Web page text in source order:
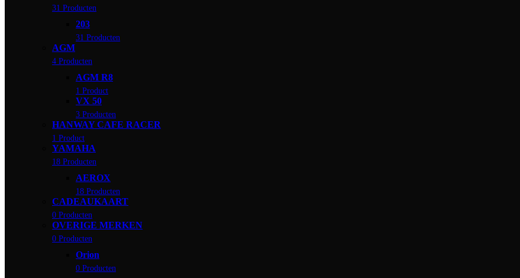
31 Producten
203
31 Producten
AGM
4 Producten
AGM R8
1 Product
VX 50
3 Producten
HANWAY CAFE RACER
1 Product
YAMAHA
18 Producten
AEROX
18 Producten
CADEAUKAART
0 Producten
OVERIGE MERKEN
0 Producten
Orion
0 Producten